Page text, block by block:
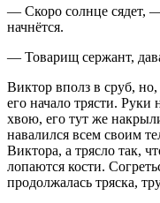
— Скоро солнце сядет,
начнётся.
— Товарищ сержант,
Виктор вполз в сруб, но,
его начало трясти.
хвою, его тут же
навалился всем своим
Виктора, а трясло так,
лопаются кости.
продолжалась тряска,